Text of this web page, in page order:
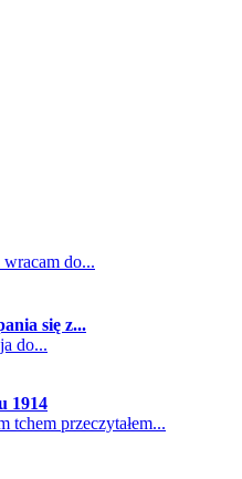
do...
się z...
do...
1914
tchem przeczytałem...